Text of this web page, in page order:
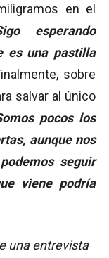
en el
esperando
es una pastilla
sobre
salvar al único
pocos los
aunque nos
seguir
viene podría
una entrevista